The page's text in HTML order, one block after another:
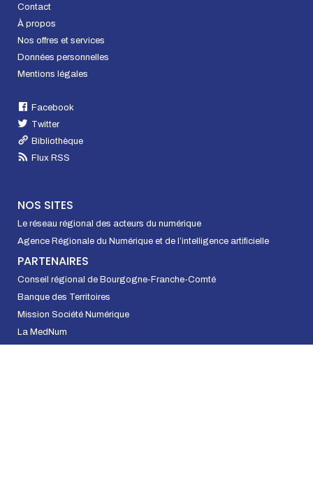
Contact
À propos
Nos offres et services
Données personnelles
Mentions légales
Facebook
Twitter
Bibliothèque
Flux RSS
NOS SITES
Le réseau régional des acteurs du numérique
Agence Régionale du Numérique et de l’intelligence artificielle
PARTENAIRES
Conseil régional de Bourgogne-Franche-Comté
Banque des Territoires
Mission Société Numérique
La MedNum